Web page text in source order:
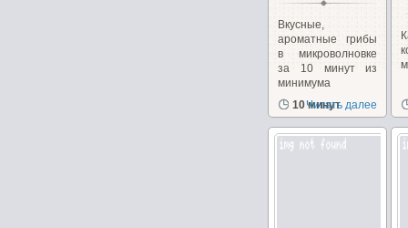
Вкусные,
ароматные грибы
в микроволновке
за 10 минут из
минимума
продуктов!...
10 минут
Читать далее